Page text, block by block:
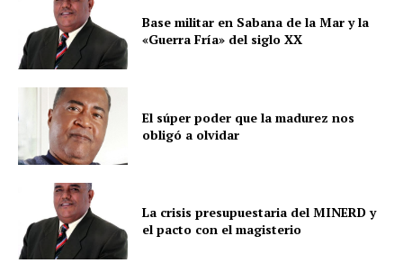
Base militar en Sabana de la Mar y la
«Guerra Fría» del siglo XX
El súper poder que la madurez nos
obligó a olvidar
La crisis presupuestaria del MINERD y
el pacto con el magisterio